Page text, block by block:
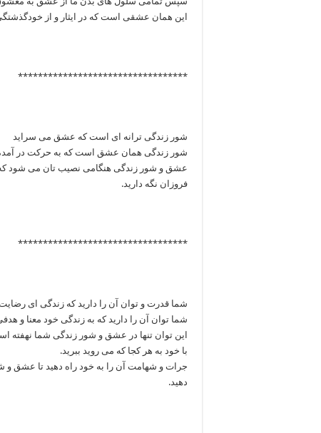
این همان عشقی است که در ایثار و از
**********************************
شور زندگی ترانه ای است که عشق می سراید
شور زندگی همان عشق است که به حرکت در
عشق و شور زندگی هنگامی نصیب تان می شود که
فروزان نگه دارید.
**********************************
شما قدرت و توان آن را دارید که زندگی ای
شما توان آن را دارید که به زندگی خود معنا و
این توان تنها در عشق و شور زندگی شما نهفته
با خود به هر کجا که می روید ببرید.
جرات و شهامت آن را به خود راه دهید تا عشق
دهید.